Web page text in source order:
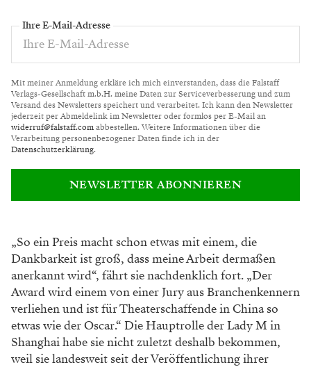
Ihre E-Mail-Adresse
Mit meiner Anmeldung erkläre ich mich einverstanden, dass die Falstaff
Verlags-Gesellschaft m.b.H. meine Daten zur Serviceverbesserung und zum
Versand des Newsletters speichert und verarbeitet. Ich kann den Newsletter
jederzeit per Abmeldelink im Newsletter oder formlos per E-Mail an
widerruf@falstaff.comabbestellen. Weitere Informationen über die
Verarbeitung personenbezogener Daten finde ich in der
Datenschutzerklärung.
NEWSLETTER ABONNIEREN
„So ein Preis macht schon etwas mit einem, die
Dankbarkeit ist groß, dass meine Arbeit dermaßen
anerkannt wird“, fährt sie nachdenklich fort. „Der
Award wird einem von einer Jury aus Branchenkennern
verliehen und ist für Theaterschaffende in China so
etwas wie der Oscar.“ Die Hauptrolle der Lady M in
Shanghai habe sie nicht zuletzt deshalb bekommen,
weil sie landesweit seit der Veröffentlichung ihrer